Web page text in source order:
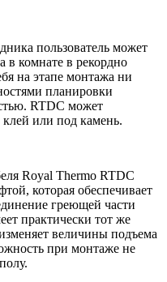
пользователь может
в комнате в рекордно
на этапе монтажа ни
планировки
RTDC может
или под камень.
Royal Thermo RTDC
которая обеспечивает
греющей части
практически тот же
величины подъема
при монтаже не